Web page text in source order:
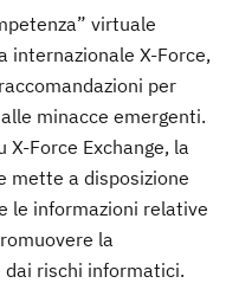
virtuale
internazionale X-Force,
per
minacce emergenti.
Force Exchange, la
mette a disposizione
le informazioni relative
la
rischi informatici.